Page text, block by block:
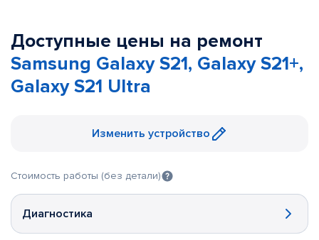
Доступные цены на ремонт
Samsung Galaxy S21, Galaxy S21+,
Galaxy S21 Ultra
Изменить устройство
Стоимость работы (без детали)
Диагностика